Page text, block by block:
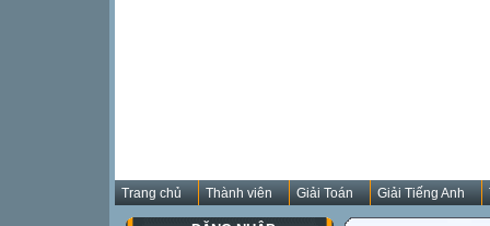
Trang chủ Thành viên Giải Toán Giải Tiếng Anh